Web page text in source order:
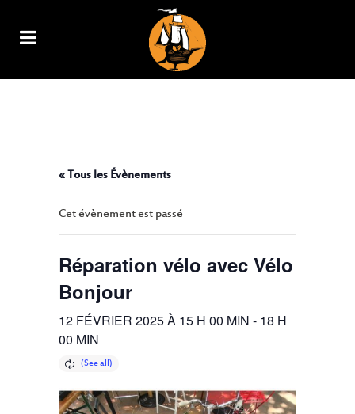
« Tous les Évènements
Cet évènement est passé
Réparation vélo avec Vélo
Bonjour
12 FÉVRIER 2025 À 15 H 00 MIN - 18 H
00 MIN